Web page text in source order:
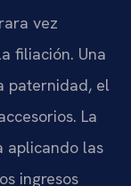
vez
filiación. Una
paternidad, el
La
aplicando las
ingresos